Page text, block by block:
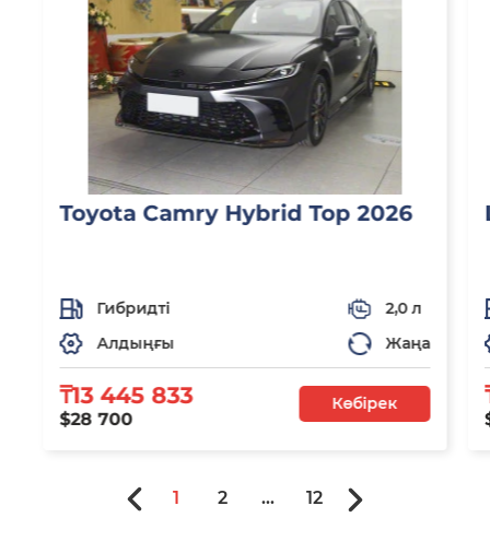
Toyota Camry Hybrid Top 2026
Гибридті
2,0 л
Алдыңғы
Жаңа
₸13 445 833
$28 700
Көбірек
1 2 ... 12